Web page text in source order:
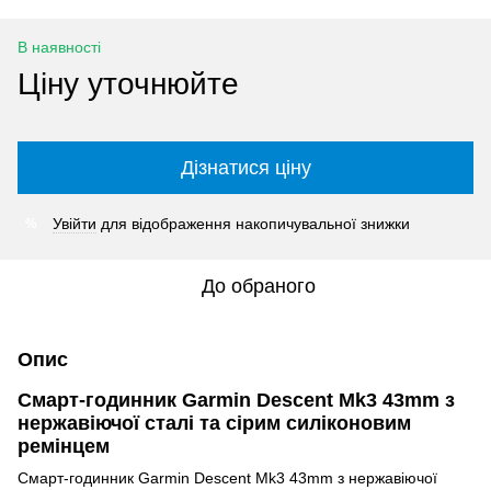
В наявності
Ціну уточнюйте
Дізнатися ціну
Увійти для відображення накопичувальної знижки
До обраного
Опис
Смарт-годинник Garmin Descent Mk3 43mm з
нержавіючої сталі та сірим силіконовим
ремінцем
Смарт-годинник Garmin Descent Mk3 43mm з нержавіючої